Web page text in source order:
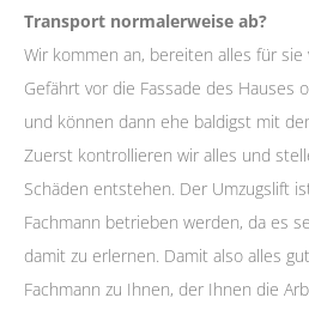
Transport normalerweise ab?
Wir kommen an, bereiten alles für
Gefährt vor die Fassade des Hauses
und können dann ehe baldigst mit
Zuerst kontrollieren wir alles und
Schäden entstehen. Der Umzugslift
Fachmann betrieben werden, da es
damit zu erlernen. Damit also alles
Fachmann zu Ihnen, der Ihnen die